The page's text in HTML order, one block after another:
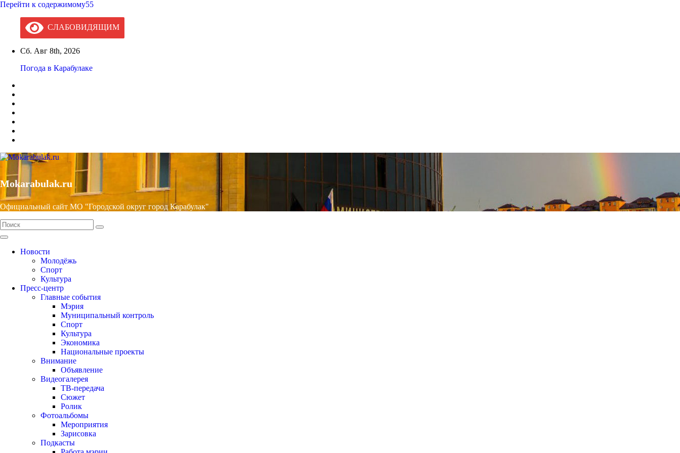
Перейти к содержимому55
СЛАБОВИДЯЩИМ
Сб. Авг 8th, 2026
Погода в Карабулаке
Mokarabulak.ru
Официальный сайт МО "Городской округ город Карабулак"
Новости
Молодёжь
Спорт
Культура
Пресс-центр
Главные события
Мэрия
Муниципальный контроль
Спорт
Культура
Экономика
Национальные проекты
Внимание
Объявление
Видеогалерея
ТВ-передача
Сюжет
Ролик
Фотоальбомы
Мероприятия
Зарисовка
Подкасты